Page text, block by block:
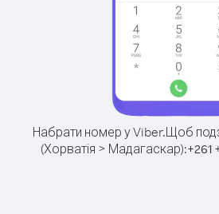
Набрати номер у Viber.Щоб
(Хорватія > Мадагаскар):+261